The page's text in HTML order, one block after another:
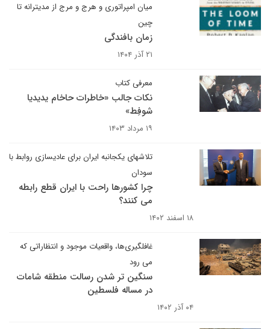
میان امپراتوری و هرج و مرج از مدیترانه تا
چین
زمان بافندگی
۲۱ آذر ۱۴۰۴
معرفی کتاب
نکات جالب «خاطرات حاخام یدیدیا
شوفِط»
۱۹ مرداد ۱۴۰۳
تلاشهای یکجانبه ایران برای عادیسازی روابط با
سودان
چرا کشورها راحت با ایران قطع رابطه
می کنند؟
۱۸ اسفند ۱۴۰۲
غافلگیری‌ها، واقعیات موجود و انتظاراتی که
می رود
سنگین تر شدن رسالت منطقه شامات
در مساله فلسطین
۰۴ آذر ۱۴۰۲